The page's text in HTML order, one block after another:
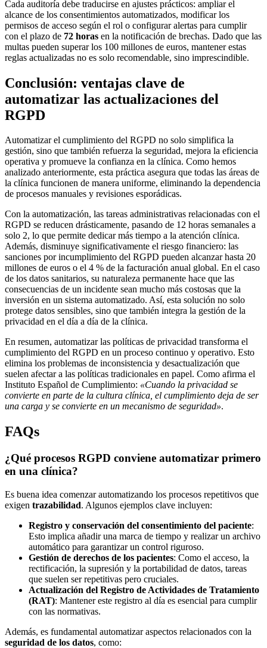
Cada auditoría debe traducirse en ajustes prácticos: ampliar el
alcance de los consentimientos automatizados, modificar los
permisos de acceso según el rol o configurar alertas para cumplir
con el plazo de 72 horas en la notificación de brechas. Dado que las
multas pueden superar los 100 millones de euros, mantener estas
reglas actualizadas no es solo recomendable, sino imprescindible.
Conclusión: ventajas clave de
automatizar las actualizaciones del
RGPD
Automatizar el cumplimiento del RGPD no solo simplifica la
gestión, sino que también refuerza la seguridad, mejora la eficiencia
operativa y promueve la confianza en la clínica. Como hemos
analizado anteriormente, esta práctica asegura que todas las áreas de
la clínica funcionen de manera uniforme, eliminando la dependencia
de procesos manuales y revisiones esporádicas.
Con la automatización, las tareas administrativas relacionadas con el
RGPD se reducen drásticamente, pasando de 12 horas semanales a
solo 2, lo que permite dedicar más tiempo a la atención clínica.
Además, disminuye significativamente el riesgo financiero: las
sanciones por incumplimiento del RGPD pueden alcanzar hasta 20
millones de euros o el 4 % de la facturación anual global. En el caso
de los datos sanitarios, su naturaleza permanente hace que las
consecuencias de un incidente sean mucho más costosas que la
inversión en un sistema automatizado. Así, esta solución no solo
protege datos sensibles, sino que también integra la gestión de la
privacidad en el día a día de la clínica.
En resumen, automatizar las políticas de privacidad transforma el
cumplimiento del RGPD en un proceso continuo y operativo. Esto
elimina los problemas de inconsistencia y desactualización que
suelen afectar a las políticas tradicionales en papel. Como afirma el
Instituto Español de Cumplimiento: «Cuando la privacidad se
convierte en parte de la cultura clínica, el cumplimiento deja de ser
una carga y se convierte en un mecanismo de seguridad».
FAQs
¿Qué procesos RGPD conviene automatizar primero
en una clínica?
Es buena idea comenzar automatizando los procesos repetitivos que
exigen trazabilidad. Algunos ejemplos clave incluyen:
Registro y conservación del consentimiento del paciente:
Esto implica añadir una marca de tiempo y realizar un archivo
automático para garantizar un control riguroso.
Gestión de derechos de los pacientes: Como el acceso, la
rectificación, la supresión y la portabilidad de datos, tareas
que suelen ser repetitivas pero cruciales.
Actualización del Registro de Actividades de Tratamiento
(RAT): Mantener este registro al día es esencial para cumplir
con las normativas.
Además, es fundamental automatizar aspectos relacionados con la
seguridad de los datos, como: